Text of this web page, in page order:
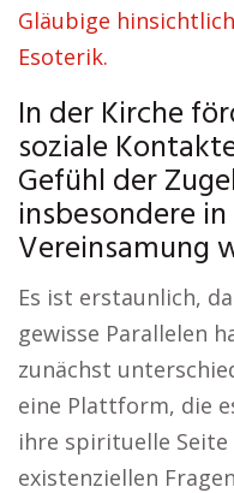
Gläubige
Esoterik.
In der Kirche
soziale
Gefühl der
insbesondere
Vereinsamung
Es ist erstaunlich,
gewisse Parallelen
zunächst
eine Plattform, die
ihre spirituelle
existenziellen